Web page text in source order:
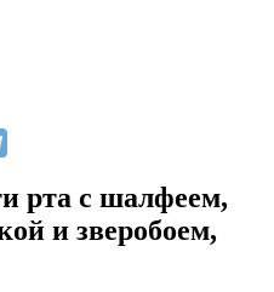
рта с шалфеем,
и зверобоем,